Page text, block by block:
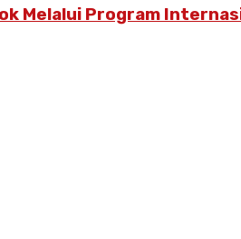
Melalui Program